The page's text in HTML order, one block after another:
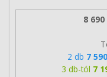
8 690
2 db 7
3 db-tól 7